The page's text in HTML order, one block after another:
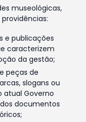
museológicas,
e publicações
caracterizem
da gestão;
peças de
slogans ou
atual Governo
documentos